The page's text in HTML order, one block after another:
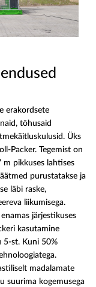
erakordsete
tõhusaid
Üks
Packer. Tegemist on
m pikkuses lahtises
purustatakse ja
läbi raske,
liikumisega.
järjestikuses
kasutamine
5-st. Kuni 50%
madalamate
suurima kogemusega